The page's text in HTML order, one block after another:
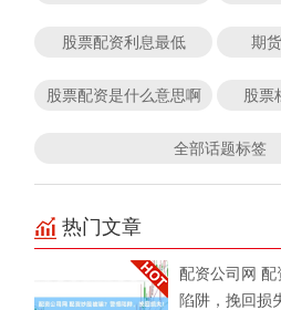
股票配资利息最低 期
股票配资是什么意思啊 股票
全部话题标签
热门文章
配资公司网
陷阱，挽回损